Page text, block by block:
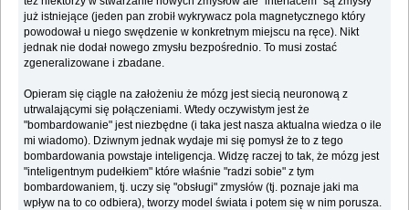
już istniejące (jeden pan zrobił wykrywacz pola magnetycznego który
powodował u niego swędzenie w konkretnym miejscu na ręce). Nikt
jednak nie dodał nowego zmysłu bezpośrednio. To musi zostać
zgeneralizowane i zbadane.
Opieram się ciągle na założeniu że mózg jest siecią neuronową z
utrwalającymi się połączeniami. Wtedy oczywistym jest że
"bombardowanie" jest niezbędne (i taka jest nasza aktualna wiedza o ile
mi wiadomo). Dziwnym jednak wydaje mi się pomysł że to z tego
bombardowania powstaje inteligencja. Widzę raczej to tak, że mózg jest
"inteligentnym pudełkiem" które właśnie "radzi sobie" z tym
bombardowaniem, tj. uczy się "obsługi" zmysłów (tj. poznaje jaki ma
wpływ na to co odbiera), tworzy model świata i potem się w nim porusza.